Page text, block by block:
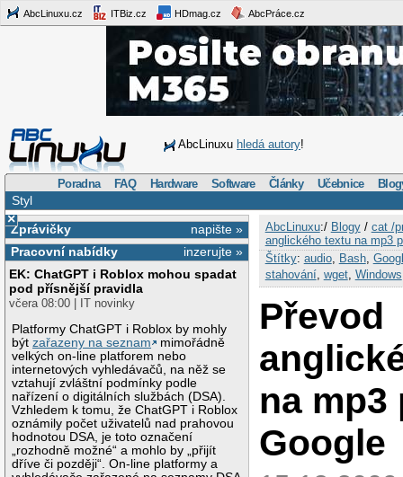
AbcLinuxu.cz ITBiz.cz HDmag.cz AbcPráce.cz
AbcLinuxu hledá autory!
Poradna FAQ Hardware Software Články Učebnice
Styl
×
napište »
Zprávičky
inzerujte »
Pracovní nabídky
EK: ChatGPT i Roblox mohou spadat
pod přísnější pravidla
včera 08:00 | IT novinky
Platformy ChatGPT i Roblox by mohly
býtzařazeny na seznam
mimořádně
velkých on-line platforem nebo
internetových vyhledávačů, na něž se
vztahují zvláštní podmínky podle
nařízení o digitálních službách (DSA).
Vzhledem k tomu, že ChatGPT i Roblox
oznámily počet uživatelů nad prahovou
hodnotou DSA, je toto označení
„rozhodně možné“ a mohlo by „přijít
dříve či později“. On-line platformy a
AbcLinuxu:/ Blogy/ cat /
anglického textu na mp3
Štítky: audio, Bash,
stahování, wget, Windows
Převod
na mp3
Google